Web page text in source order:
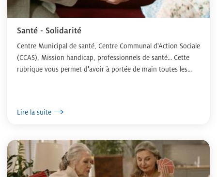
Santé - Solidarité
Centre Municipal de santé, Centre Communal d'Action Sociale
(CCAS), Mission handicap, professionnels de santé... Cette
rubrique vous permet d'avoir à portée de main toutes les
Lire la suite